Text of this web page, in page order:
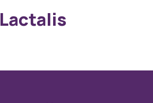
Lactalis